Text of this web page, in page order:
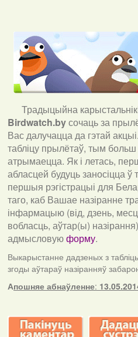
Традыцыйна
Birdwatch.byсочаць за
Вас далучацца да гэтай
табліцу прылётаў, тым
атрымаецца. Як і летась,
абласцей будуць заносіцца ў
першыя рэгістрацыі для
таго, каб Вашае назіранне
інфармацыю (від, дзень,
вобласць, аўтар(ы)
адмысловуюформу.
Выкарыстанне дадзеных з
згоды аўтараў назіранняў
Апошняе абнаўленне: